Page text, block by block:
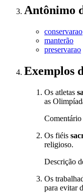
Antônimo
conservarao
manterão
preservarao
Exemplos
Os atletas
as
Os fiéis
religioso.
Descrição
Os
para evitar